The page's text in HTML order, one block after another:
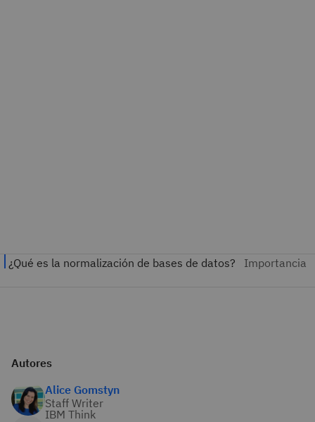
Autores
Alice Gomstyn
Staff Writer
IBM Think